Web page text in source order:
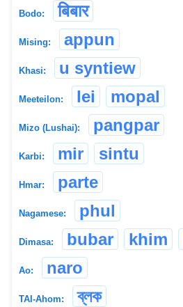
Bodo: बिबार
Mising: appun
Khasi: u syntiew
Meeteilon: lei mopal
Mizo (Lushai): pangpar
Karbi: mir sintu
Hmar: parte
Nagamese: phul
Dimasa: bubar khim
Ao: naro
TAI-Ahom: ব্লক